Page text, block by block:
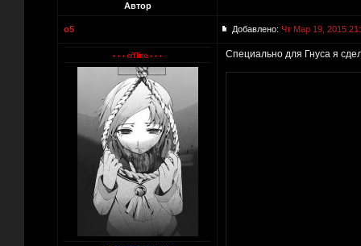
Автор
o5 Добавлено: Чт Мар 19, 2015
Специально для Гнуса я